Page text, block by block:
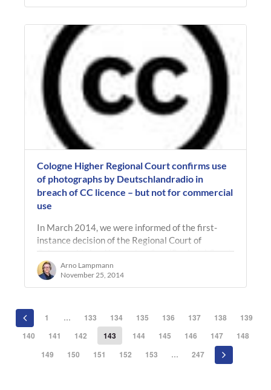
Cologne Higher Regional Court confirms use
of photographs by Deutschlandradio in
breach of CC licence – but not for commercial
use
In March 2014, we were informed of the first-
instance decision of the Regional Court of
Cologne obtained by our law firm (Regional Court
of Cologne, judgement of 5 March 2014,…
Arno Lampmann
November 25, 2014
1 … 133 134 135 136 137 138
139
140
141 142 143 144 145 146 147
148
149
150 151 152 153 … 247